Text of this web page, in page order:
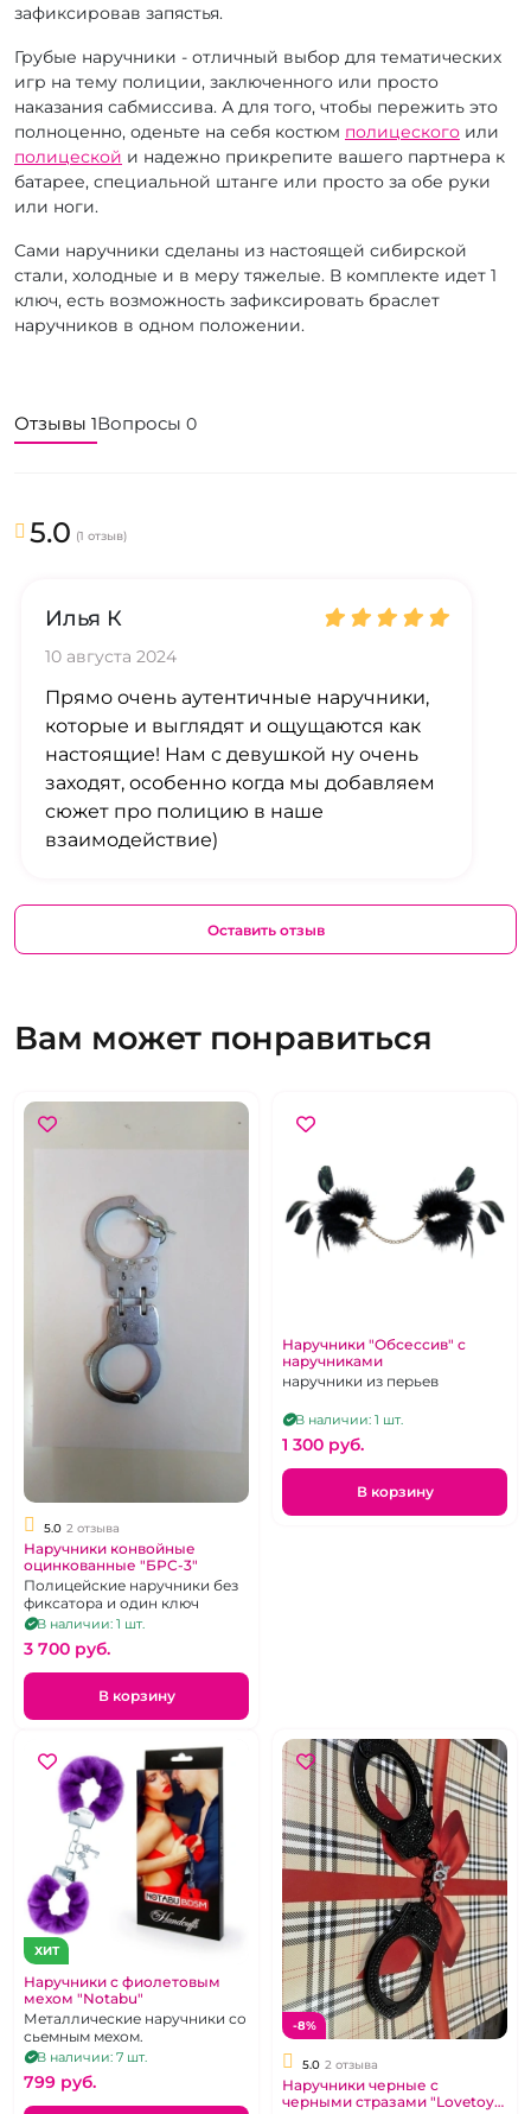
зафиксировав запястья.
Грубые наручники - отличный выбор для тематических
игр на тему полиции, заключенного или просто
наказания сабмиссива. А для того, чтобы пережить это
полноценно, оденьте на себя костюм полицеского или
полицеской и надежно прикрепите вашего партнера к
батарее, специальной штанге или просто за обе руки
или ноги.
Сами наручники сделаны из настоящей сибирской
стали, холодные и в меру тяжелые. В комплекте идет 1
ключ, есть возможность зафиксировать браслет
наручников в одном положении.
Отзывы 1Вопросы 0
5.0 (1 отзыв)
Илья К
10 августа 2024
Прямо очень аутентичные наручники,
которые и выглядят и ощущаются как
настоящие! Нам с девушкой ну очень
заходят, особенно когда мы добавляем
сюжет про полицию в наше
взаимодействие)
Оставить отзыв
Вам может понравиться
5.0 2 отзыва
Наручники конвойные
оцинкованные "БРС-3"
Полицейские наручники без
фиксатора и один ключ
В наличии: 1 шт.
3 700 pуб.
В корзину
Наручники "Обсессив" с
наручниками
наручники из перьев
В наличии: 1 шт.
1 300 pуб.
В корзину
ХИТ
Наручники с фиолетовым
мехом "Notabu"
Металлические наручники со
сьемным мехом.
В наличии: 7 шт.
799 pуб.
-8%
5.0 2 отзыва
Наручники черные с
черными стразами "Lovetoy"